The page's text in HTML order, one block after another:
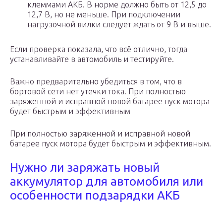
клеммами АКБ. В норме должно быть от 12,5 до
12,7 В, но не меньше. При подключении
нагрузочной вилки следует ждать от 9 В и выше.
Если проверка показала, что всё отлично, тогда
устанавливайте в автомобиль и тестируйте.
Важно предварительно убедиться в том, что в
бортовой сети нет утечки тока. При полностью
заряженной и исправной новой батарее пуск мотора
будет быстрым и эффективным
При полностью заряженной и исправной новой
батарее пуск мотора будет быстрым и эффективным.
Нужно ли заряжать новый
аккумулятор для автомобиля или
особенности подзарядки АКБ